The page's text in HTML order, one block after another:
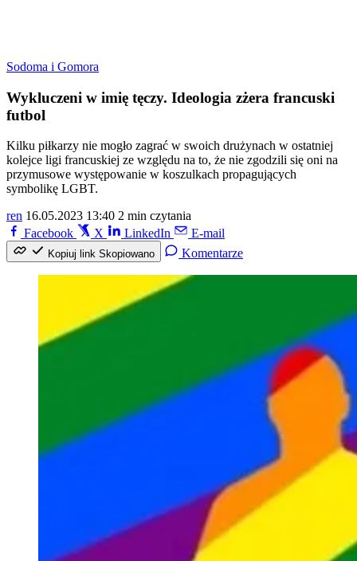
Sodoma i Gomora
Wykluczeni w imię tęczy. Ideologia zżera francuski
futbol
Kilku piłkarzy nie mogło zagrać w swoich drużynach w ostatniej
kolejce ligi francuskiej ze względu na to, że nie zgodzili się oni na
przymusowe występowanie w koszulkach propagujących
symbolikę LGBT.
ren 16.05.2023 13:40 2 min czytania
Facebook
X LinkedIn E-mail
Kopiuj link Skopiowano Komentarze